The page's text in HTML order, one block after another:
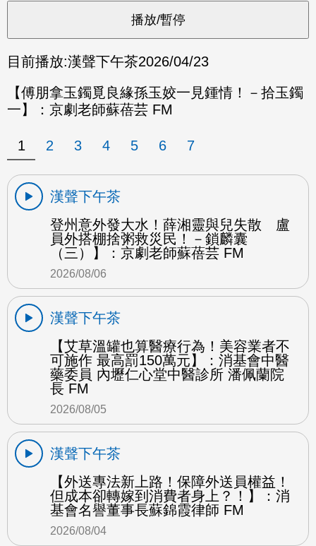
目前播放:漢聲下午茶2026/04/23
【傅朋拿玉鐲覓良緣孫玉姣一見鍾情！－拾玉鐲
一】：京劇老師蘇蓓芸 FM
1 2 3 4 5 6 7
漢聲下午茶
登州意外發大水！薛湘靈與兒失散 盧
員外搭棚捨粥救災民！－鎖麟囊
（三）】：京劇老師蘇蓓芸 FM
2026/08/06
漢聲下午茶
【艾草溫罐也算醫療行為！美容業者不
可施作 最高罰150萬元】：消基會中醫
藥委員 內壢仁心堂中醫診所 潘佩蘭院
長 FM
2026/08/05
漢聲下午茶
【外送專法新上路！保障外送員權益！
但成本卻轉嫁到消費者身上？！】：消
基會名譽董事長蘇錦霞律師 FM
2026/08/04